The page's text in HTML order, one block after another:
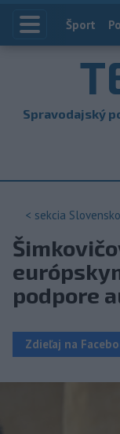
Index
Šport
Spravodajský
< sekcia Slovensko
podpore
Zdieľaj na